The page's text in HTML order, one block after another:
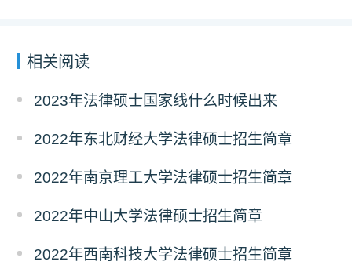
相关阅读
2023年法律硕士国家线什么时候出来
2022年东北财经大学法律硕士招生简章
2022年南京理工大学法律硕士招生简章
2022年中山大学法律硕士招生简章
2022年西南科技大学法律硕士招生简章